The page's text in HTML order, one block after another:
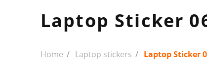
Laptop Sticker
Home Laptop stickers Laptop Sticker